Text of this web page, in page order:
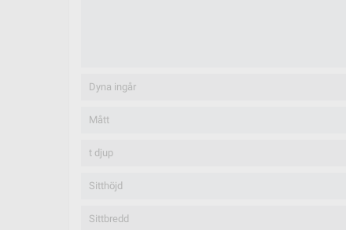
Dyna ingår
Mått
t djup
Sitthöjd
Sittbredd